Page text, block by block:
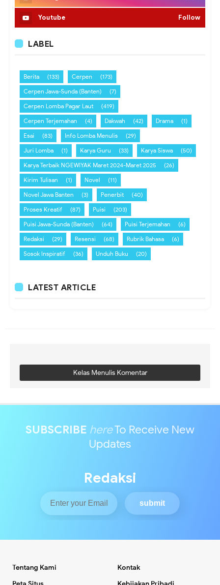
Youtube Follow
LABEL
Berita (133) Cerpen
(173)
Cerpen Jawa-Sunda (Banten)
(7)
Cerpen Lomba Pagar Laut
(419)
Cerpen Terjemahan
(4) Dakwah (42) Drama
(1)
Esai
(83) Info Lomba Menulis
(29)
Juri Lomba
(1) Karya Guru (33) Karya Siswa
(50)
Karya Terbaik NGEWIYAK Maret 2024-Maret 2025
(26)
Kirim Tulisan
(1) Novel
(11)
Novel Jawa Banten
(3) Penerbit
(40)
Proses Kreatif
(87) Puisi
(203)
Puisi Jawa-Sunda (Banten)
(64) Puisi Terjemahan
(6)
Redaksi
(29) Resensi (68) Rubrik Bahasa
(6)
Sosok Inspiratif
(36) Unduh Buku (20)
LATEST ARTICLE
Kelas Menulis Komentar
SUBSCRIBE hereTo Receive New
Updates
Redaksi
Tentang Kami
Kontak